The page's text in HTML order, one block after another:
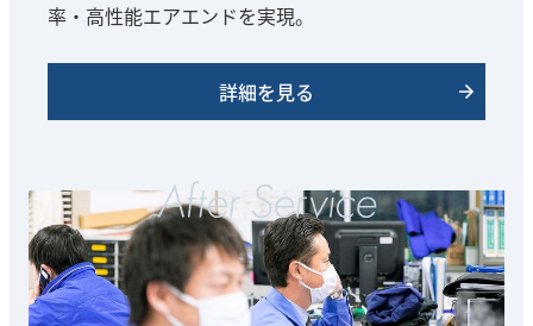
率・高性能エアエンドを実現。
詳細を見る